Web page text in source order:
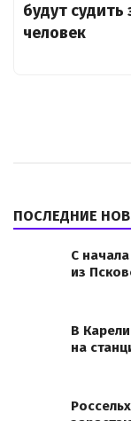
будут судить
человек
ПОСЛЕДНИЕ
С
из
В
на